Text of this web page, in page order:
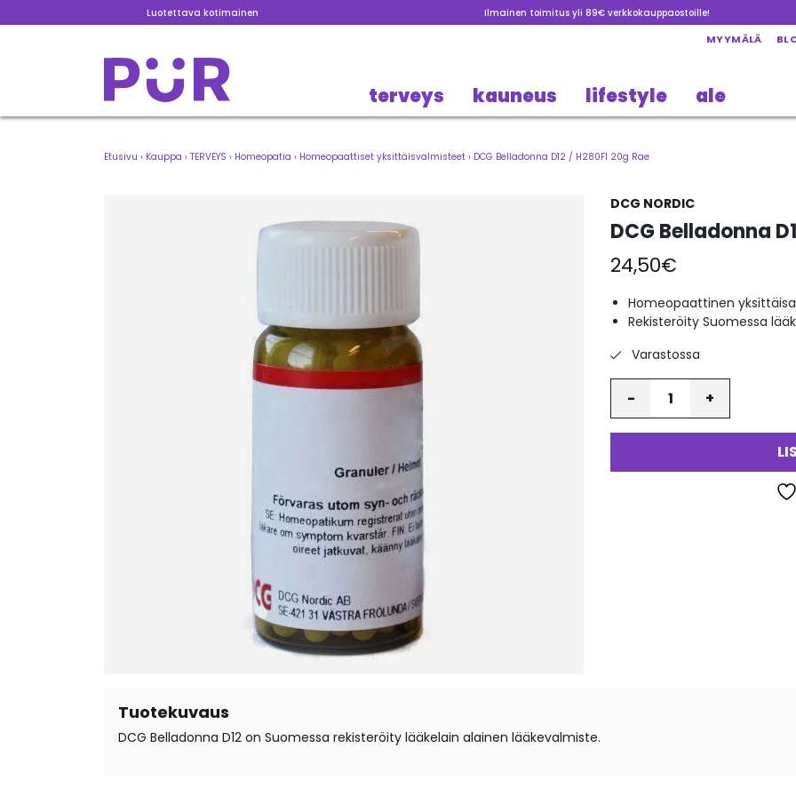
Luotettava kotimainen Ilmainen toimitus yli 89€ verkkokauppaostoille!
MYYMÄLÄ
terveys kauneus lifestyle ale
Etusivu › Kauppa › TERVEYS › Homeopatia › Homeopaattiset yksittäisvalmisteet › DCG Belladonna D12 / H280FI 20g Rae
DCG NORDIC
DCG Belladonna
24,50€
Homeopaattinen
Rekisteröity Suomessa
Varastossa
Tuotekuvaus
DCG Belladonna D12 on Suomessa rekisteröity lääkelain alainen lääkevalmiste.